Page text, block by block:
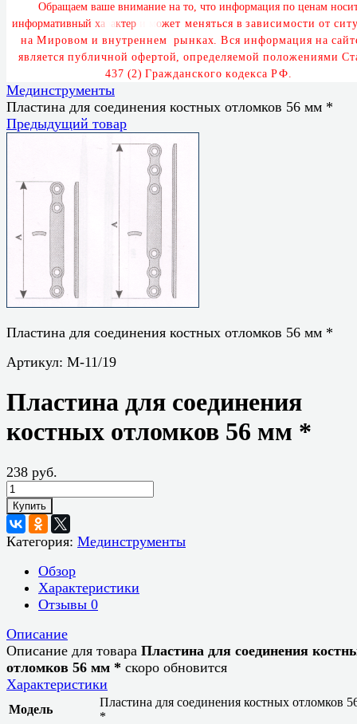
Обращаем ваше внимание на то, что информация по ценам носи
информативный ха рактер может меняться в зависимости от ситу
на Мировом и внутреннем рынках. Вся информация на сайт
является публичной офертой, определяемой положениями Ст
437 (2) Гражданского кодекса РФ.
Мединструменты
Пластина для соединения костных отломков 56 мм *
Предыдущий товар
Пластина для соединения костных отломков 56 мм *
Артикул: М-11/19
Пластина для соединения
костных отломков 56 мм *
238 руб.
Купить
Категория: Мединструменты
Обзор
Характеристики
Отзывы 0
Описание
Описание для товара Пластина для соединения
отломков 56 мм * скоро обновится
Характеристики
Модель
Пластина для соединения костных отломков
*